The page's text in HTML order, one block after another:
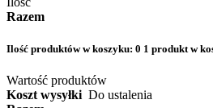
Razem
Ilość produktów w koszyku: 0 1 produkt w
Wartość produktów
Koszt wysyłki Do ustalenia